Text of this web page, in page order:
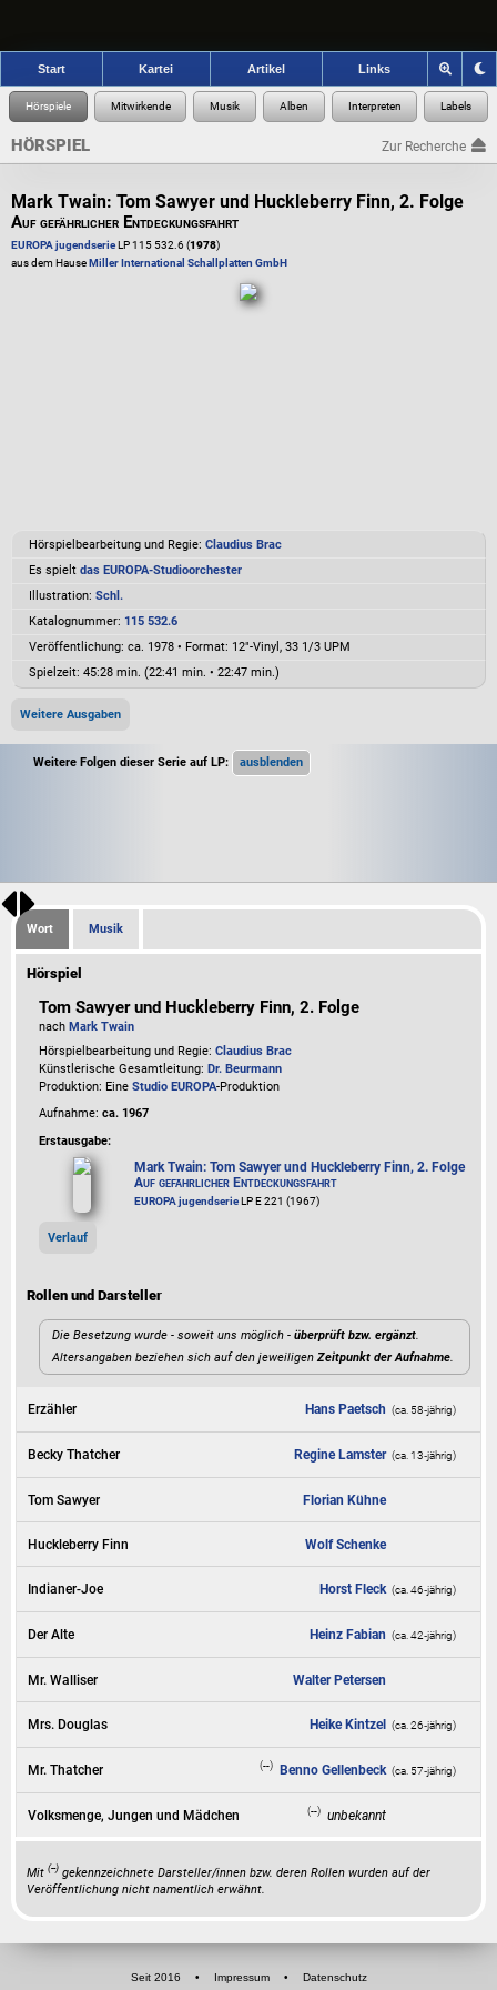
Start Kartei Artikel Links
HÖRSPIEL Zur Recherche
Mark Twain: Tom Sawyer und Huckleberry Finn, 2. Folge
Auf gefährlicher Entdeckungsfahrt
EUROPA jugendserieLP 115 532.6 (1978)
aus dem Hause Miller International Schallplatten GmbH
Hörspielbearbeitung und Regie: Claudius Brac
Es spielt das EUROPA-Studioorchester
Illustration: Schl.
Katalognummer: 115 532.6
Veröffentlichung: ca. 1978 • Format: 12"-Vinyl, 33 1/3 UPM
Spielzeit: 45:28 min. (22:41 min. • 22:47 min.)
Weitere Ausgaben
Weitere Folgen dieser Serie auf LP:
Wort Musik
Hörspiel
Tom Sawyer und Huckleberry Finn, 2. Folge
nachMark Twain
Hörspielbearbeitung und Regie:Claudius Brac
Künstlerische Gesamtleitung:Dr. Beurmann
Produktion: EineStudio EUROPA-Produktion
Aufnahme:ca. 1967
Erstausgabe:
Mark Twain: Tom Sawyer und Huckleberry Finn, 2. Folge
Auf gefährlicher Entdeckungsfahrt
EUROPA jugendserieLP E 221 (1967)
Verlauf
Rollen und Darsteller
Die Besetzung wurde - soweit uns möglich -überprüft bzw. ergänzt.
Altersangaben beziehen sich auf den jeweiligenZeitpunkt der Aufnahme.
Erzähler Hans Paetsch (ca. 58‑jährig)
Becky Thatcher Regine Lamster (ca. 13‑jährig)
Tom Sawyer Florian Kühne
Huckleberry Finn Wolf Schenke
Indianer-Joe Horst Fleck (ca. 46‑jährig)
Der Alte Heinz Fabian (ca. 42‑jährig)
Mr. Walliser Walter Petersen
Mrs. Douglas Heike Kintzel (ca. 26‑jährig)
Mr. Thatcher (--) Benno Gellenbeck (ca. 57‑jährig)
Volksmenge, Jungen und Mädchen (--) unbekannt
Mit (--) gekennzeichnete Darsteller/innen bzw. deren Rollen wurden auf der
Veröffentlichung nicht namentlich erwähnt.
Seit 2016 • Impressum • Datenschutz